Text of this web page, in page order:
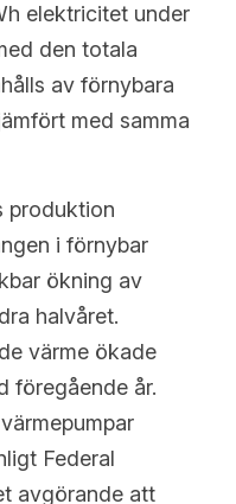
elektricitet under
den totala
av förnybara
med samma
produktion
i förnybar
ökning av
halvåret.
värme ökade
föregående år.
Federal
avgörande att